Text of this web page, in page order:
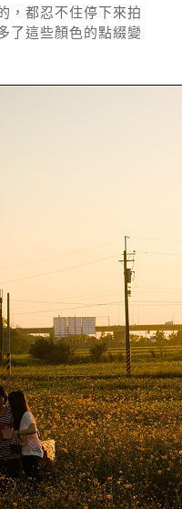
，都忍不住停下來拍
了這些顏色的點綴變